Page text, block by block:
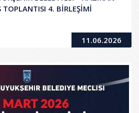
TOPLANTISI 4. BİRLEŞİMİ
11.06.2026